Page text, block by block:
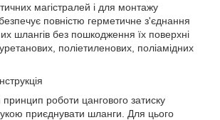
магістралей і для монтажу
повністю герметичне з'єднання
шлангів без пошкодження їх поверхні
поліетиленових, поліамідних
роботи цангового затиску
приєднувати шланги. Для цього